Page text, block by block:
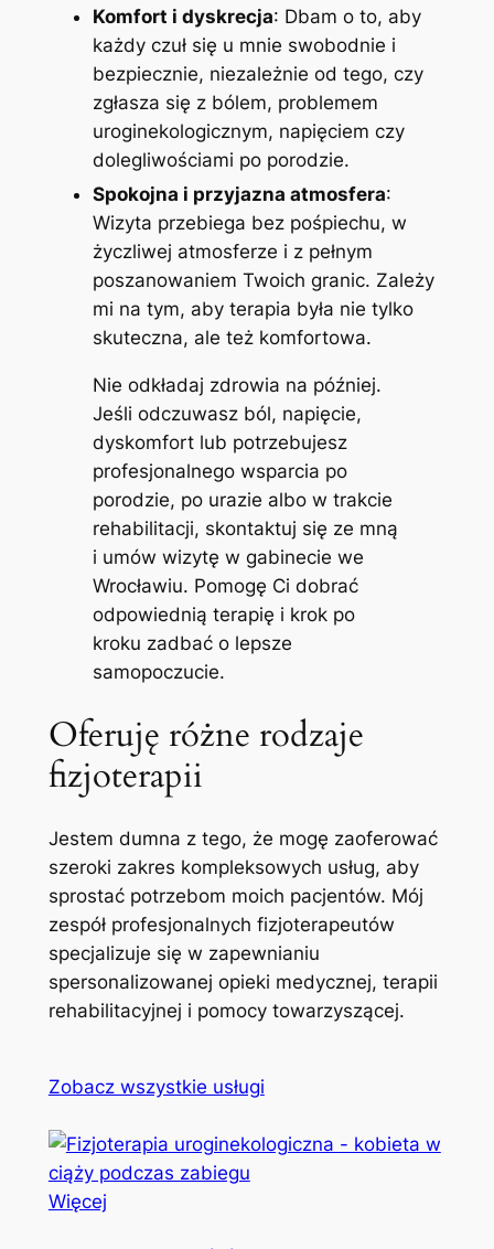
Komfort i dyskrecja: Dbam o to, aby
każdy czuł się u mnie swobodnie i
bezpiecznie, niezależnie od tego, czy
zgłasza się z bólem, problemem
uroginekologicznym, napięciem czy
dolegliwościami po porodzie.
Spokojna i przyjazna atmosfera:
Wizyta przebiega bez pośpiechu, w
życzliwej atmosferze i z pełnym
poszanowaniem Twoich granic. Zależy
mi na tym, aby terapia była nie tylko
skuteczna, ale też komfortowa.
Nie odkładaj zdrowia na później.
Jeśli odczuwasz ból, napięcie,
dyskomfort lub potrzebujesz
profesjonalnego wsparcia po
porodzie, po urazie albo w trakcie
rehabilitacji, skontaktuj się ze mną
i umów wizytę w gabinecie we
Wrocławiu. Pomogę Ci dobrać
odpowiednią terapię i krok po
kroku zadbać o lepsze
samopoczucie.
Oferuję różne rodzaje
fizjoterapii
Jestem dumna z tego, że mogę zaoferować
szeroki zakres kompleksowych usług, aby
sprostać potrzebom moich pacjentów. Mój
zespół profesjonalnych fizjoterapeutów
specjalizuje się w zapewnianiu
spersonalizowanej opieki medycznej, terapii
rehabilitacyjnej i pomocy towarzyszącej.
Zobacz wszystkie usługi
Więcej